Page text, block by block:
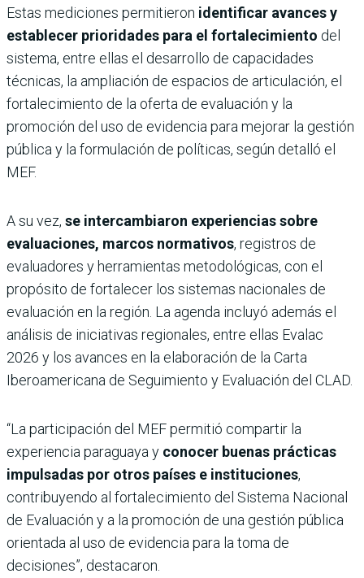
Estas mediciones permitieron identificar avances y
establecer prioridades para el fortalecimiento del
sistema, entre ellas el desarrollo de capacidades
técnicas, la ampliación de espacios de articulación, el
fortalecimiento de la oferta de evaluación y la
promoción del uso de evidencia para mejorar la gestión
pública y la formulación de políticas, según detalló el
MEF.
A su vez, se intercambiaron experiencias sobre
evaluaciones, marcos normativos, registros de
evaluadores y herramientas metodológicas, con el
propósito de fortalecer los sistemas nacionales de
evaluación en la región. La agenda incluyó además el
análisis de iniciativas regionales, entre ellas Evalac
2026 y los avances en la elaboración de la Carta
Iberoamericana de Seguimiento y Evaluación del CLAD.
“La participación del MEF permitió compartir la
experiencia paraguaya y conocer buenas prácticas
impulsadas por otros países e instituciones,
contribuyendo al fortalecimiento del Sistema Nacional
de Evaluación y a la promoción de una gestión pública
orientada al uso de evidencia para la toma de
decisiones”, destacaron.